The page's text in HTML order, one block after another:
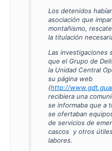
Los detenidos
asociación que
montañismo,
la titulación
Las investigaciones
que el Grupo de
la Unidad Central
su página web
(http://
recibiera una
se informaba que a
se ofertaban
de servicios de
cascos y otros
labores.